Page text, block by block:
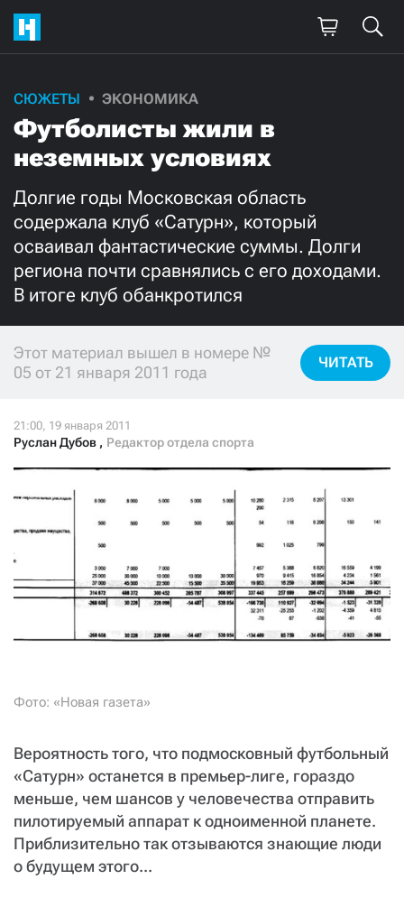
СЮЖЕТЫ ЭКОНОМИКА
Футболисты жили в
неземных условиях
Долгие годы Московская область
содержала клуб «Сатурн», который
осваивал фантастические суммы. Долги
региона почти сравнялись с его доходами.
В итоге клуб обанкротился
Этот материал вышел в номере №
05 от 21 января 2011 года
ЧИТАТЬ
Руслан Дубов , Редактор отдела спорта
Фото: «Новая газета»
Вероятность того, что подмосковный футбольный
«Сатурн» останется в премьер-лиге, гораздо
меньше, чем шансов у человечества отправить
пилотируемый аппарат к одноименной планете.
Приблизительно так отзываются знающие люди
о будущем этого...
Поддержите
нашу работу!
Ежемесячно Разово
3000 1000
500 300
Нажимая кнопку «Стать соучастником»,
ПОДЕЛИТЬСЯ С ДРУЗЬЯМИ
Если у вас есть вопросы, пишите donate@novayagazeta.ruили
+7 (929) 612-03-68